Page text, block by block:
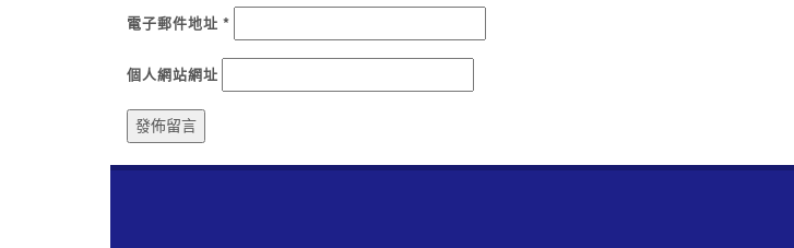
電子郵件地址 *
個人網站網址